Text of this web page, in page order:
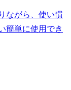
ながら、使い慣
簡単に使用でき